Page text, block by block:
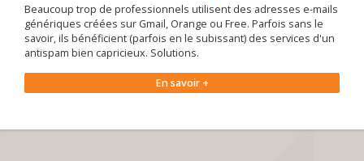
Beaucoup trop de professionnels utilisent des adresses e-mails
génériques créées sur Gmail, Orange ou Free. Parfois sans le
savoir, ils bénéficient (parfois en le subissant) des services d'un
antispam bien capricieux. Solutions.
En savoir +